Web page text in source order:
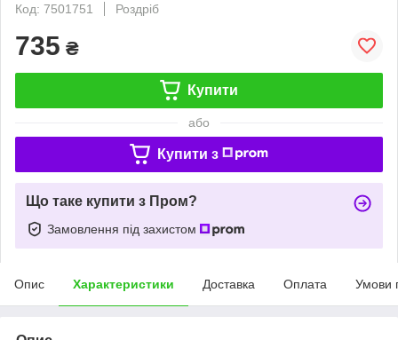
Код: 7501751
Роздріб
735 ₴
Купити
або
Купити з
Що таке купити з Пром?
Замовлення під захистом
Опис Характеристики Доставка Оплата Умови